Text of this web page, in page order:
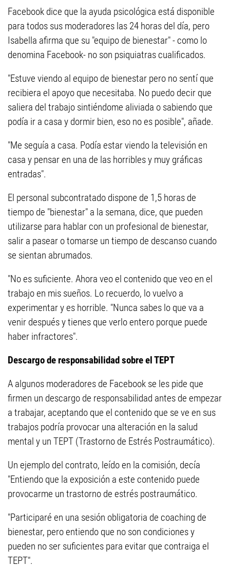
Facebook dice que la ayuda psicológica está disponible
para todos sus moderadores las 24 horas del día, pero
Isabella afirma que su "equipo de bienestar" - como lo
denomina Facebook- no son psiquiatras cualificados.
"Estuve viendo al equipo de bienestar pero no sentí que
recibiera el apoyo que necesitaba. No puedo decir que
saliera del trabajo sintiéndome aliviada o sabiendo que
podía ir a casa y dormir bien, eso no es posible", añade.
"Me seguía a casa. Podía estar viendo la televisión en
casa y pensar en una de las horribles y muy gráficas
entradas".
El personal subcontratado dispone de 1,5 horas de
tiempo de "bienestar" a la semana, dice, que pueden
utilizarse para hablar con un profesional de bienestar,
salir a pasear o tomarse un tiempo de descanso cuando
se sientan abrumados.
"No es suficiente. Ahora veo el contenido que veo en el
trabajo en mis sueños. Lo recuerdo, lo vuelvo a
experimentar y es horrible. "Nunca sabes lo que va a
venir después y tienes que verlo entero porque puede
haber infractores".
Descargo de responsabilidad sobre el TEPT
A algunos moderadores de Facebook se les pide que
firmen un descargo de responsabilidad antes de empezar
a trabajar, aceptando que el contenido que se ve en sus
trabajos podría provocar una alteración en la salud
mental y un TEPT (Trastorno de Estrés Postraumático).
Un ejemplo del contrato, leído en la comisión, decía
"Entiendo que la exposición a este contenido puede
provocarme un trastorno de estrés postraumático.
"Participaré en una sesión obligatoria de coaching de
bienestar, pero entiendo que no son condiciones y
pueden no ser suficientes para evitar que contraiga el
TEPT".